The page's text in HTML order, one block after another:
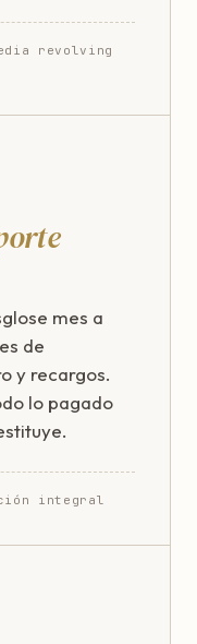
revolving
mes a
de
y recargos.
lo pagado
integral